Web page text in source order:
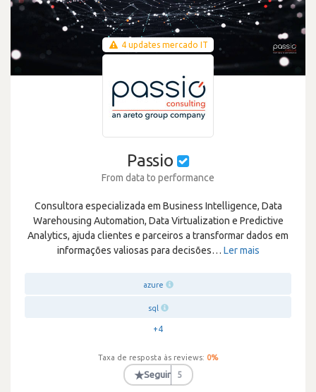
4 updates mercado IT
Passio
From data to performance
Consultora especializada em Business Intelligence, Data
Warehousing Automation, Data Virtualization e Predictive
Analytics, ajuda clientes e parceiros a transformar dados em
informações valiosas para decisões… Ler mais
azure
sql
+4
Taxa de resposta às reviews: 0%
★Seguir 5